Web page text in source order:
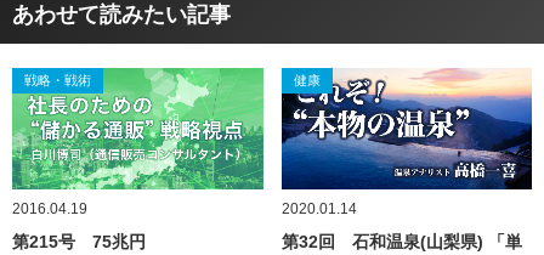
あわせて読みたい記事
戦略・戦術
2016.04.19
第215号 75兆円
健康
2020.01.14
第32回 石和温泉(山梨県) 「単